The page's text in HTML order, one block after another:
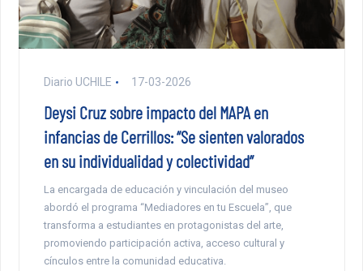
Diario UCHILE 17-03-2026
Deysi Cruz sobre impacto del MAPA en
infancias de Cerrillos: “Se sienten valorados
en su individualidad y colectividad”
La encargada de educación y vinculación del museo
abordó el programa “Mediadores en tu Escuela”, que
transforma a estudiantes en protagonistas del arte,
promoviendo participación activa, acceso cultural y
cínculos entre la comunidad educativa.